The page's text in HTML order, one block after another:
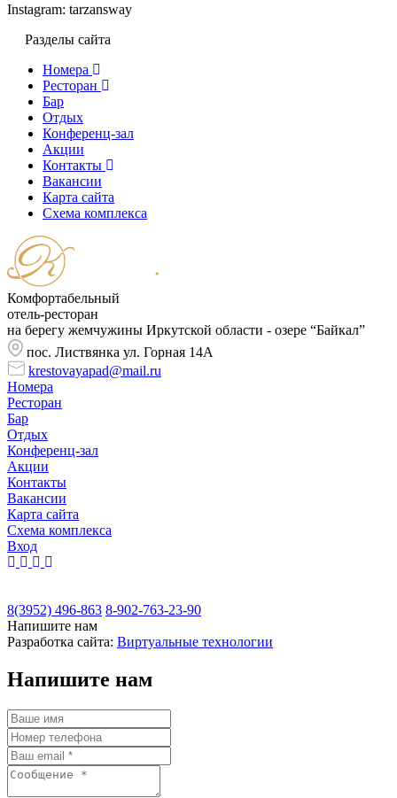
Instagram: tarzansway
Разделы сайта
Номера
Ресторан
Бар
Отдых
Конференц-зал
Акции
Контакты
Вакансии
Карта сайта
Cхема комплекса
Комфортабельный
отель-ресторан
на берегу жемчужины Иркутской области - озере “Байкал”
пос. Листвянка ул. Горная 14А
krestovayapad@mail.ru
Номера
Ресторан
Бар
Отдых
Конференц-зал
Акции
Контакты
Вакансии
Карта сайта
Cхема комплекса
Вход
8(3952) 496-863 8-902-763-23-90
Напишите нам
Разработка сайта: Виртуальные технологии
Напишите нам